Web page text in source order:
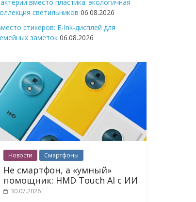
вместо пластика: экологичная
светильников 06.08.2026
стикеров: E-Ink-дисплей для
заметок 06.08.2026
Новости Смартфоны
Не смартфон, а «умный»
помощник: HMD Touch AI с ИИ
30.07.2026